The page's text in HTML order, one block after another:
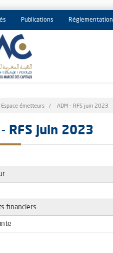
Publications Réglementation
Espace émetteurs ADM - RFS juin 2023
- RFS juin 2023
financiers